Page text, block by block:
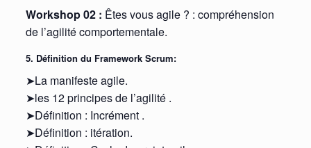
Workshop 02 : Êtes vous agile ? : compréhension
de l’agilité comportementale.
5. Définition du Framework Scrum:
➤La manifeste agile.
➤les 12 principes de l’agilité .
➤Définition : Incrément .
➤Définition : itération.